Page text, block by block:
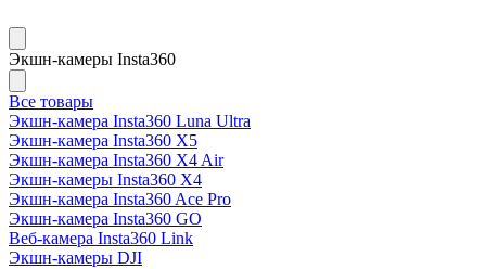
Экшн-камеры Insta360
Все товары
Экшн-камера Insta360 Luna Ultra
Экшн-камера Insta360 X5
Экшн-камера Insta360 X4 Air
Экшн-камеры Insta360 X4
Экшн-камера Insta360 Ace Pro
Экшн-камера Insta360 GO
Веб-камера Insta360 Link
Экшн-камеры DJI